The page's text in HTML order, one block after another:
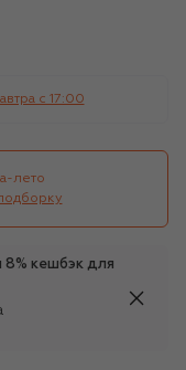
c 17:00
лето
8% кешбэк для